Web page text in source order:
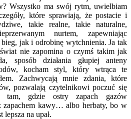
Wszystko ma swój rytm, uwielbiam
które sprawiają, że postacie i
takie realne, takie naturalne,
nurtem, zapewniając
jak i odrobinę wytchnienia. Ja tak
nie zapomina o czymś takim jak
sposób działania głupiej anteny
kocham styl, który wtrąca te
Zachwycają mnie zdania, które
pozwalają czytelnikowi poczuć się
gdzie ostry zapach gazów
zapachem kawy… albo herbaty, bo w
na upał.